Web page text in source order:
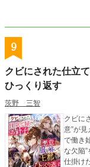
9
クビにされた仕立
ひっくり返す
茨野 三智
クビに
意”が見え
で働き
な欠陥”を次々
仕掛けた罠だった。